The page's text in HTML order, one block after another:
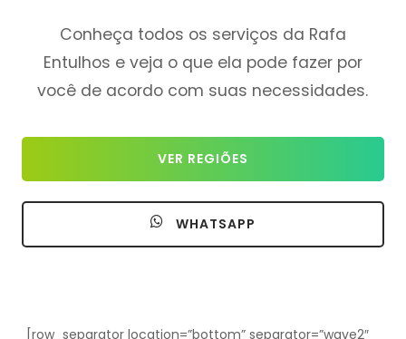
Conheça todos os serviços da Rafa
Entulhos e veja o que ela pode fazer por
você de acordo com suas necessidades.
VER REGIÕES
WHATSAPP
[row_separator location=”bottom” separator=”wave2″